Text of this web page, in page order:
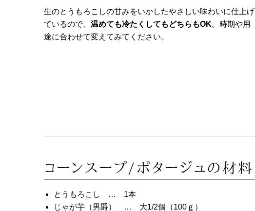
生のとうもろこしの甘みをいかしたやさしい味わいに仕上げ
ているので、 温めても冷たくしてもどちらもOK。時期や用
途に合わせて変えてみてください。
コーンスープ/ポタージュの材料
とうもろこし … 1本
じゃが芋（男爵） … 大1/2個（100ｇ）